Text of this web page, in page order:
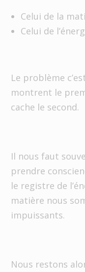
Celui de la
Celui de
Le problème
montrent le
cache le second.
Il nous faut
prendre
le registre de
matière nous
impuissants.
Nous restons